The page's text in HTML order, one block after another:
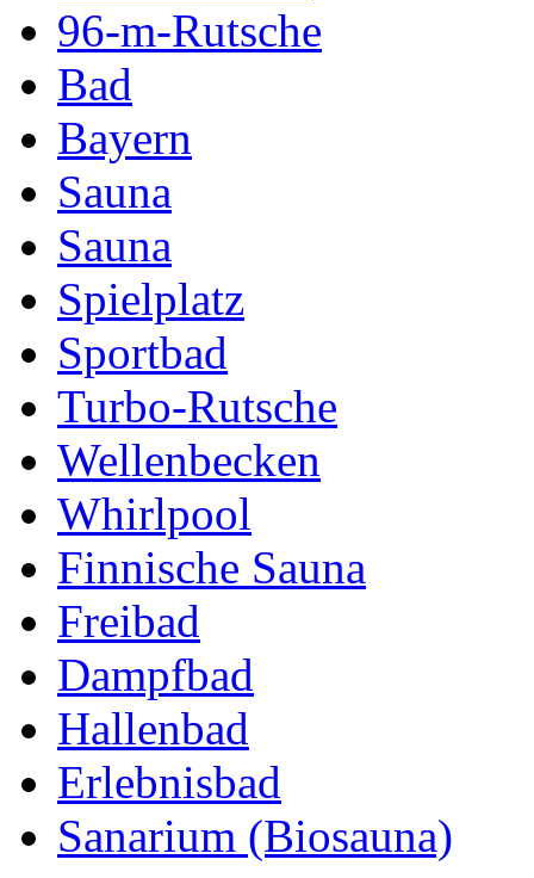
96-m-Rutsche
Bad
Bayern
Sauna
Sauna
Spielplatz
Sportbad
Turbo-Rutsche
Wellenbecken
Whirlpool
Finnische Sauna
Freibad
Dampfbad
Hallenbad
Erlebnisbad
Sanarium (Biosauna)